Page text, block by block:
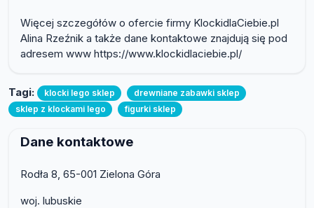
Więcej szczegółów o ofercie firmy KlockidlaCiebie.pl
Alina Rzeźnik a także dane kontaktowe znajdują się pod
adresem www https://www.klockidlaciebie.pl/
Tagi: klocki lego sklep
drewniane zabawki sklep
sklep z klockami lego
figurki sklep
Dane kontaktowe
Rodła 8, 65-001 Zielona Góra
woj. lubuskie